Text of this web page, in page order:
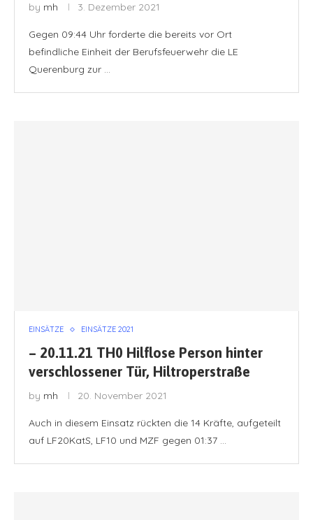
by mh 3. Dezember 2021
Gegen 09:44 Uhr forderte die bereits vor Ort
befindliche Einheit der Berufsfeuerwehr die LE
Querenburg zur …
EINSÄTZE EINSÄTZE 2021
– 20.11.21 TH0 Hilflose Person hinter
verschlossener Tür, Hiltroperstraße
by mh 20. November 2021
Auch in diesem Einsatz rückten die 14 Kräfte, aufgeteilt
auf LF20KatS, LF10 und MZF gegen 01:37 …